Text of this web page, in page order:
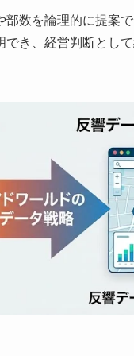
数を論理的に提案
き、経営判断とし